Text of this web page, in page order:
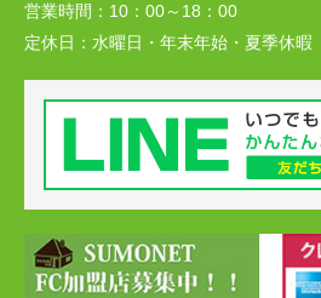
営業時間： 10：00～18：00
定休日： 水曜日・年末年始・夏季休暇